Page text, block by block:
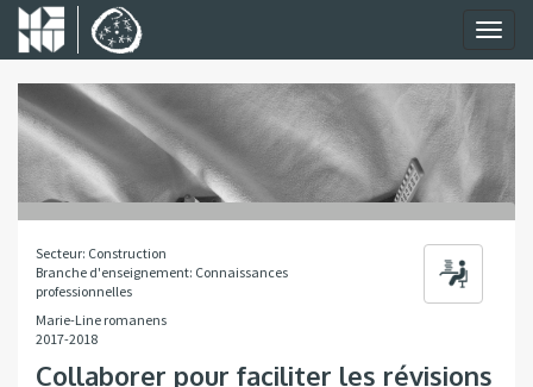
Secteur: Construction
Branche d'enseignement: Connaissances
professionnelles
Marie-Line romanens
2017-2018
Collaborer pour faciliter les révisions